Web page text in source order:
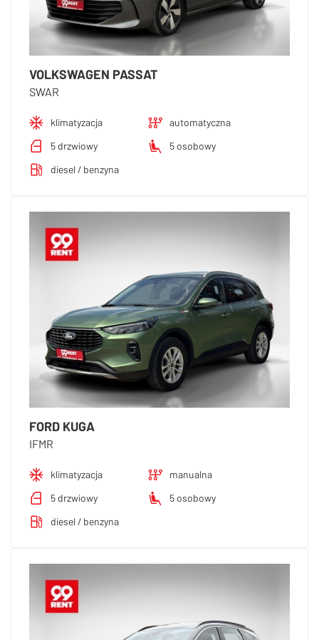
VOLKSWAGEN PASSAT
SWAR
klimatyzacja
automatyczna
5 drzwiowy
5 osobowy
diesel / benzyna
FORD KUGA
IFMR
klimatyzacja
manualna
5 drzwiowy
5 osobowy
diesel / benzyna